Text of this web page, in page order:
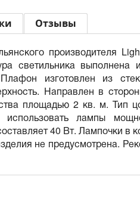
производителя
светильника выполнена
изготовлен из
Направлен в
площадью 2 кв. м. Тип
использовать лампы
40 Вт. Лампочки в
не предусмотрена.
Отзывы